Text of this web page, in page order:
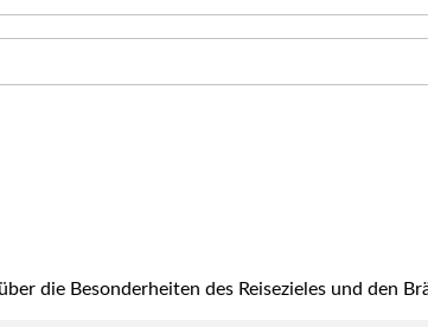
die Besonderheiten des Reisezieles und den